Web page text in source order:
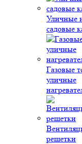
Уличные
садовые
Газовые
уличные
решетки